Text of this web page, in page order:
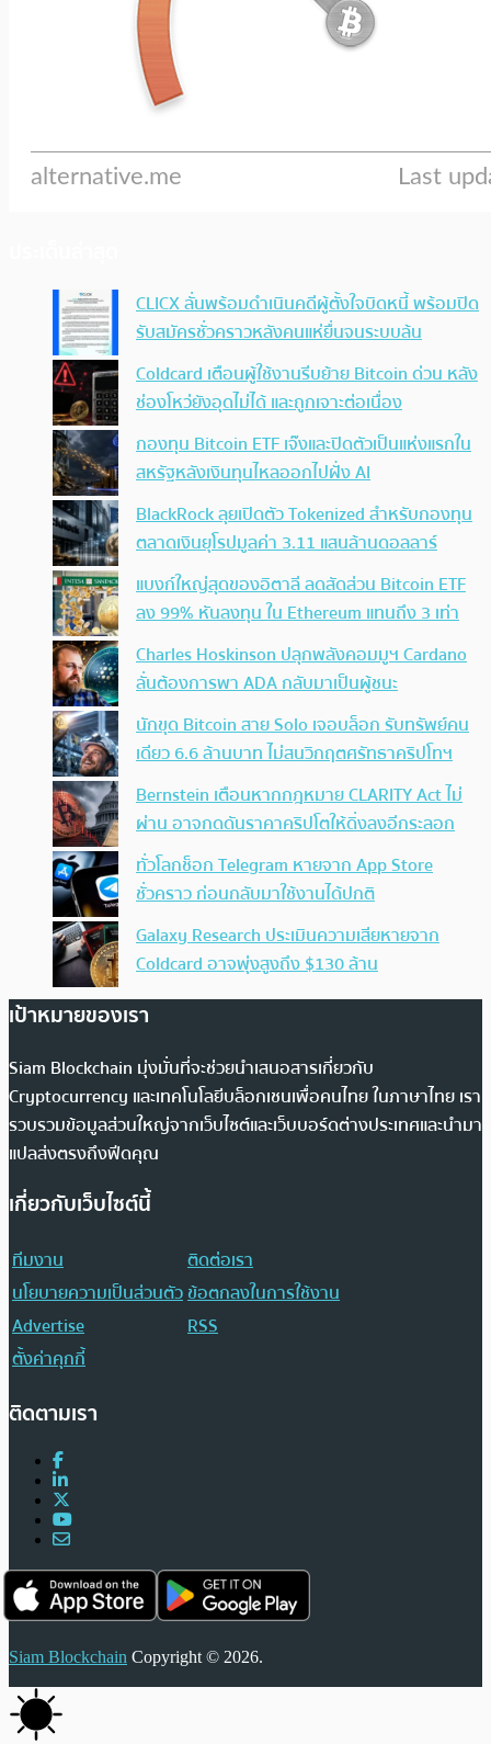
CLICX ลั่นพร้อมดำเนินคดีผู้ตั้งใจบิดหนี้ พร้อมปิด
รับสมัครชั่วคราวหลังคนแห่ยื่นจนระบบล้น
Coldcard เตือนผู้ใช้งานรีบย้าย Bitcoin ด่วน หลัง
ช่องโหว่ยังอุดไม่ได้ และถูกเจาะต่อเนื่อง
กองทุน Bitcoin ETF เจ๊งและปิดตัวเป็นแห่งแรกใน
สหรัฐหลังเงินทุนไหลออกไปฝั่ง AI
BlackRock ลุยเปิดตัว Tokenized สำหรับกองทุน
ตลาดเงินยุโรปมูลค่า 3.11 แสนล้านดอลลาร์
แบงก์ใหญ่สุดของอิตาลี ลดสัดส่วน Bitcoin ETF
ลง 99% หันลงทุน ใน Ethereum แทนถึง 3 เท่า
Charles Hoskinson ปลุกพลังคอมมูฯ Cardano
ลั่นต้องการพา ADA กลับมาเป็นผู้ชนะ
นักขุด Bitcoin สาย Solo เจอบล็อก รับทรัพย์คน
เดียว 6.6 ล้านบาท ไม่สนวิกฤตศรัทธาคริปโทฯ
Bernstein เตือนหากกฎหมาย CLARITY Act ไม่
ผ่าน อาจกดดันราคาคริปโตให้ดิ่งลงอีกระลอก
ทั่วโลกช็อก Telegram หายจาก App Store
ชั่วคราว ก่อนกลับมาใช้งานได้ปกติ
Galaxy Research ประเมินความเสียหายจาก
Coldcard อาจพุ่งสูงถึง $130 ล้าน
เป้าหมายของเรา
Siam Blockchain มุ่งมั่นที่จะช่วยนำเสนอสารเกี่ยวกับ
Cryptocurrency และเทคโนโลยีบล็อกเชนเพื่อคนไทย ในภาษาไทย เรา
รวบรวมข้อมูลส่วนใหญ่จากเว็บไซต์และเว็บบอร์ดต่างประเทศและนำมา
แปลส่งตรงถึงฟีดคุณ
เกี่ยวกับเว็บไซต์นี้
ทีมงาน
ติดต่อเรา
นโยบายความเป็นส่วนตัวข้อตกลงในการใช้งาน
Advertise
RSS
ตั้งค่าคุกกี้
ติดตามเรา
Siam Blockchain Copyright © 2026.